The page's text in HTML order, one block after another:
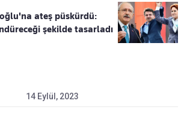
ateş püskürdü:
şekilde tasarladı
14 Eylül, 2023